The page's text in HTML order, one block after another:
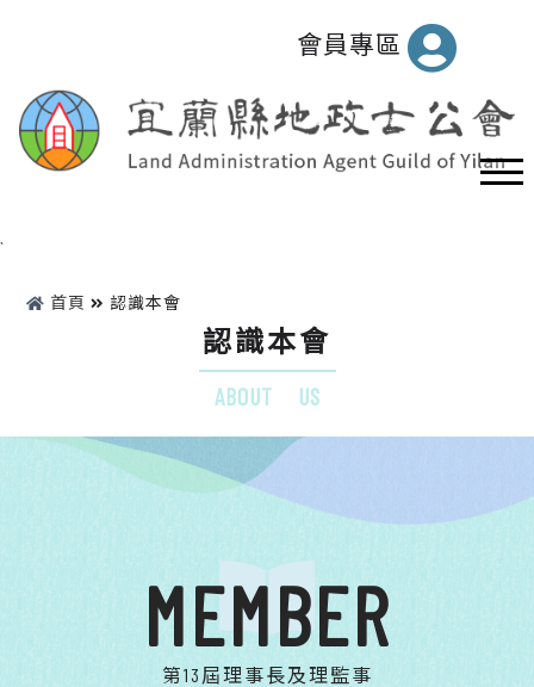
會員專區
`
首頁 認識本會
認識本會
ABOUT US
MEMBER
第13屆理事長及理監事